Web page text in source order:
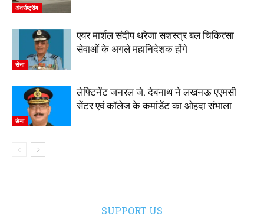
अंतर्राष्ट्रीय
सेना
एयर मार्शल संदीप थरेजा सशस्त्र बल चिकित्सा
सेवाओं के अगले महानिदेशक होंगे
सेना
लेफ्टिनेंट जनरल जे. देबनाथ ने लखनऊ एएमसी
सेंटर एवं कॉलेज के कमांडेंट का ओहदा संभाला
SUPPORT US